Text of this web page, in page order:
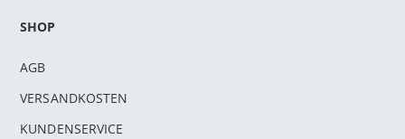
SHOP
AGB
VERSANDKOSTEN
KUNDENSERVICE